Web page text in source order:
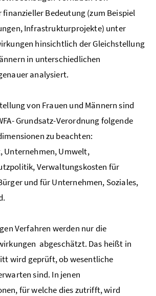
Bedeutung (zum Beispiel
Infrastrukturprojekte) unter
hinsichtlich der Gleichstellung
in unterschiedlichen
analysiert.
von Frauen und Männern sind
Grundsatz-Verordnung folgende
zu beachten:
Unternehmen, Umwelt,
Verwaltungskosten für
und für Unternehmen, Soziales,
Verfahren werden nur die
abgeschätzt. Das heißt in
wird geprüft, ob wesentliche
sind. In jenen
für welche dies zutrifft, wird